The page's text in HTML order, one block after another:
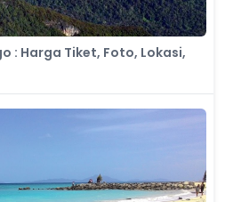
: Harga Tiket, Foto, Lokasi,